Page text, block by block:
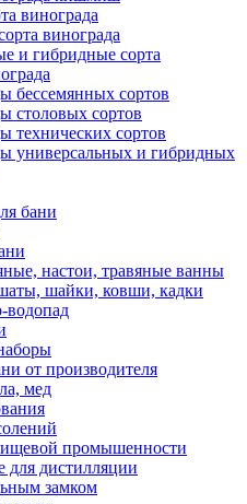
винограда
винограда
и гибридные сорта
бессемянных сортов
столовых сортов
технических сортов
универсальных и гибридных
бани
настои, травяные ванны
шайки, ковши, кадки
водопад
от производителя
мед
промышенности
для дистилляции
замком